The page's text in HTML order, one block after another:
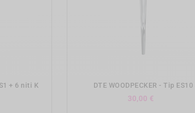
+ 6 niti K
DTE WOODPECKER - Tip ES10
30,00 €